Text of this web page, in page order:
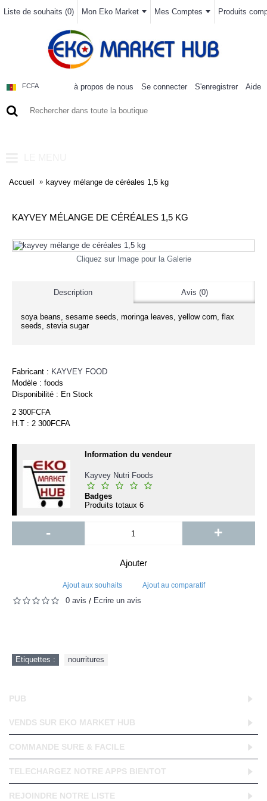
Liste de souhaits (0) Mon Eko Market Mes Comptes Produits
FCFA à propos de nous Se connecter S'enregistrer Aide
Accueil kayvey mélange de céréales 1,5 kg
KAYVEY MÉLANGE DE CÉRÉALES 1,5 KG
Cliquez sur Image pour la Galerie
Description Avis (0)
soya beans, sesame seeds, moringa leaves, yellow corn, flax
seeds, stevia sugar
Fabricant : KAYVEY FOOD
Modèle : foods
Disponibilité : En Stock
2 300FCFA
H.T : 2 300FCFA
Information du vendeur
Kayvey Nutri Foods
Badges
Produits totaux 6
- +
Ajouter
Ajout aux souhaits Ajout au comparatif
0 avis / Écrire un avis
Etiquettes : nourritures
PUB
VENDS SUR EKO MARKET HUB
COMMANDE SURE & FACILE
TELECHARGEZ NOTRE APPS BIENTOT
REJOINDRE NOTRE LISTE